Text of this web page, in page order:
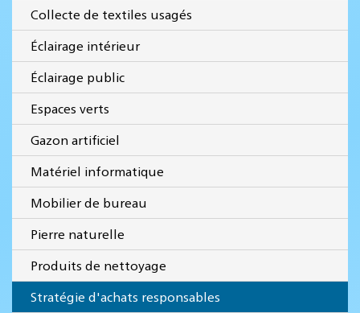
Collecte de textiles usagés
Éclairage intérieur
Éclairage public
Espaces verts
Gazon artificiel
Matériel informatique
Mobilier de bureau
Pierre naturelle
Produits de nettoyage
Stratégie d'achats responsables